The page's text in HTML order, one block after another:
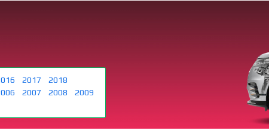
2017
2018
2007 2008
2009